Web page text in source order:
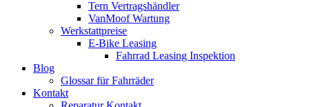
Tern Vertragshändler
VanMoof Wartung
Werkstattpreise
E-Bike Leasing
Fahrrad Leasing Inspektion
Blog
Glossar für Fahrräder
Kontakt